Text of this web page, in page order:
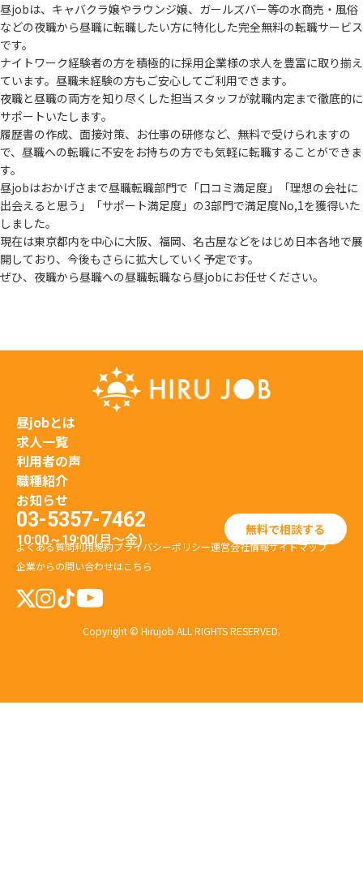
昼jobは、キャバクラ嬢やラウンジ嬢、ガールズバー等の水商売・風俗
などの夜職から昼職に転職したい方に特化した完全無料の転職サービス
です。
ナイトワーク経験者の方を積極的に採用企業様の求人を豊富に取り揃え
ています。 昼職未経験の方もご安心してご利用できます。
夜職と昼職の両方を知り尽くした担当スタッフが就職内定まで徹底的に
サポートいたします。
履歴書の作成、面接対策、お仕事の研修など、無料で受けられますの
で、 昼職への転職に不安をお持ちの方でも気軽に転職することができま
す。
昼jobはおかげさまで昼職転職部門で「口コミ満足度」「理想の会社に
出会えると思う」
「サポート満足度」の3部門で満足度No,1を獲得いた
しました。
現在は東京都内を中心に大阪、福岡、名古屋などをはじめ日本各地で展
開しており、 今後もさらに拡大していく予定です。
ぜひ、夜職から昼職への昼職転職なら昼jobにお任せください。
昼jobとは
求人一覧
利用者の声
職種紹介
お知らせ
03-5357-7462
10:00～19:00(月〜金) 無料で相談する
よくある質問利用規約プライバシーポリシー運営会社情報サイトマップ
企業からの問い合わせはこちら
Copyright © Hirujob ALL RIGHTS RESERVED.